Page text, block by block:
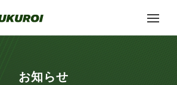
お知らせ